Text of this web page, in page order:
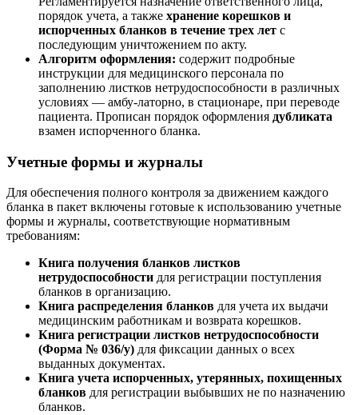
порядок учета, а также хранение корешков и
испорченных бланков в течение трех лет с
последующим уничтожением по акту.
Алгоритм оформления: содержит подробные
инструкции для медицинского персонала по
заполнению листков нетрудоспособности в различных
условиях — амбу-латорно, в стационаре, при переводе
пациента. Прописан порядок оформления дубликата
взамен испорченного бланка.
Учетные формы и журналы
Для обеспечения полного контроля за движением каждого
бланка в пакет включены готовые к использованию учетные
формы и журналы, соответствующие нормативным
требованиям:
Книга получения бланков листков
нетрудоспособности для регистрации поступления
бланков в организацию.
Книга распределения бланков для учета их выдачи
медицинским работникам и возврата корешков.
Книга регистрации листков нетрудоспособности
(Форма № 036/у) для фиксации данных о всех
выданных документах.
Книга учета испорченных, утерянных, похищенных
бланков для регистрации выбывших не по назначению
бланков.